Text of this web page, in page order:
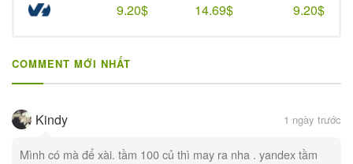
9.20$
14.69$ 9.20$
COMMENT MỚI NHẤT
Kindy 1 ngày trước
Mình có mà để xài. tầm 100 củ thì may ra nha . yandex tầm